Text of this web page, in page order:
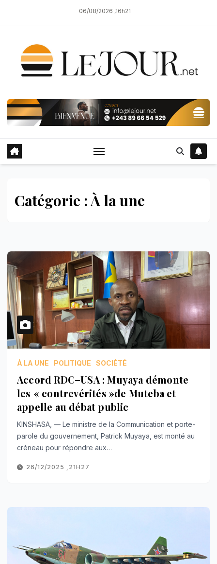
06/08/2026 ,16h21
Catégorie : À la une
À LA UNE POLITIQUE SOCIÉTÉ
Accord RDC–USA : Muyaya démonte
les « contrevérités »de Muteba et
appelle au débat public
KINSHASA, — Le ministre de la Communication et porte-
parole du gouvernement, Patrick Muyaya, est monté au
créneau pour répondre aux…
26/12/2025 ,21H27